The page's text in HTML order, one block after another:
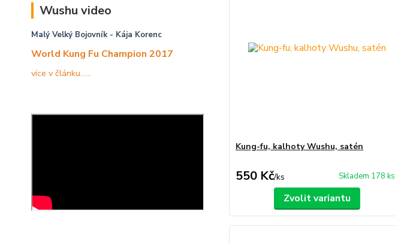
Wushu video
Malý Velký Bojovník- Kája Korenc
World Kung Fu Champion 2017
více v článku......
Kung-fu, kalhoty Wushu, satén
550 Kč/ks Skladem 178 ks
Zvolit variantu